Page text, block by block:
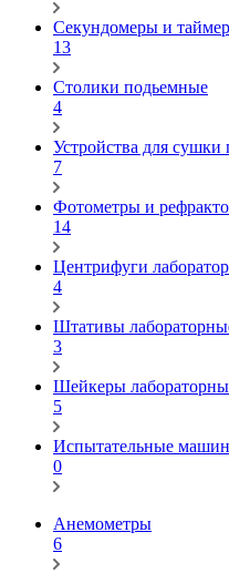
Секундомеры и
13
Столики подьемные
4
Устройства для сушки
7
Фотометры и
14
Центрифуги
4
Штативы
3
Шейкеры
5
Испытательные
0
Анемометры
6